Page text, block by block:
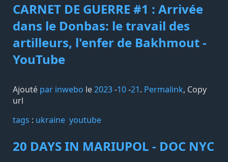
CARNET DE GUERRE #1 : Arrivée
dans le Donbas: le travail des
artilleurs, l'enfer de Bakhmout -
YouTube
Ajouté par inwebo le2023-10-21. Permalink, Copy
url
tags️ : ukraine youtube
20 DAYS IN MARIUPOL - DOC NYC